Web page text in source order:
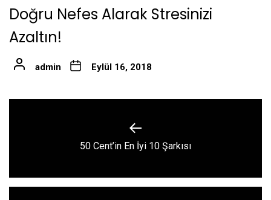
Doğru Nefes Alarak Stresinizi
Azaltın!
admin Eylül 16, 2018
Previous
50 Cent’in En İyi 10 Şarkısı